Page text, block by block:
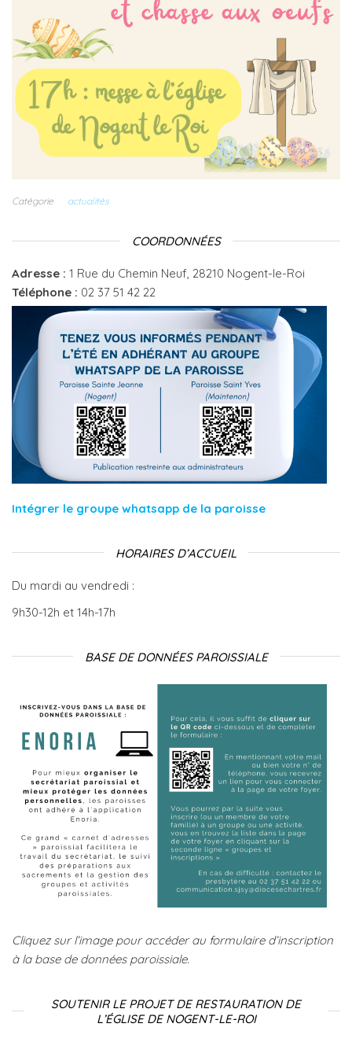
Catégorie actualités
COORDONNÉES
Adresse : 1 Rue du Chemin Neuf, 28210 Nogent-le-Roi
Téléphone : 02 37 51 42 22
Intégrer le groupe whatsapp de la paroisse
HORAIRES D’ACCUEIL
Du mardi au vendredi :
9h30-12h et 14h-17h
BASE DE DONNÉES PAROISSIALE
Cliquez sur l’image pour accéder au formulaire d’inscription
à la base de données paroissiale.
SOUTENIR LE PROJET DE RESTAURATION DE
L’ÉGLISE DE NOGENT-LE-ROI